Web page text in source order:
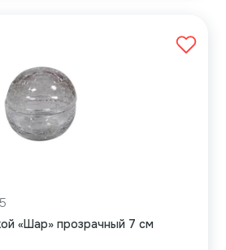
«Шар» прозрачный 7 см